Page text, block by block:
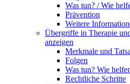
Was tun? / Wie
Prävention
Weitere
Übergriffe in Therapie
anzeigen
Merkmale und
Folgen
Was tun? Wie
Rechtliche Schritte